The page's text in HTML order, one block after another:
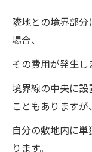
隣地との境界部
場合、
その費用が発生し
境界線の中央に設
こともありますが
自分の敷地内に
ります。